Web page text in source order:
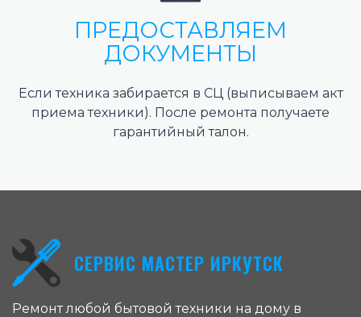
ПРЕДОСТАВЛЯЕМ
ДОКУМЕНТЫ
Если техника забирается в СЦ (выписываем акт
приема техники). После ремонта получаете
гарантийный талон.
СЕРВИС МАСТЕР ИРКУТСК
Ремонт любой бытовой техники на дому в